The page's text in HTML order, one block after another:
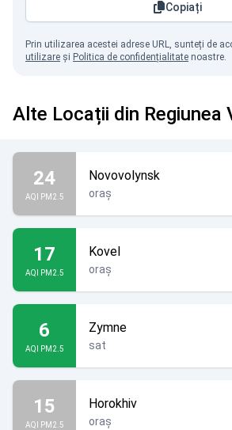
Copiați
Prin utilizarea acestei adrese URL, sunteți de
utilizare și Politica de confidențialitate noastre.
Alte Locații din Regiunea
24
AQI PM2.5
Novovolynsk
oraș
17
AQI PM2.5
Kovel
oraș
6
AQI PM2.5
Zymne
sat
15
AQI PM2.5
Horokhiv
oraș